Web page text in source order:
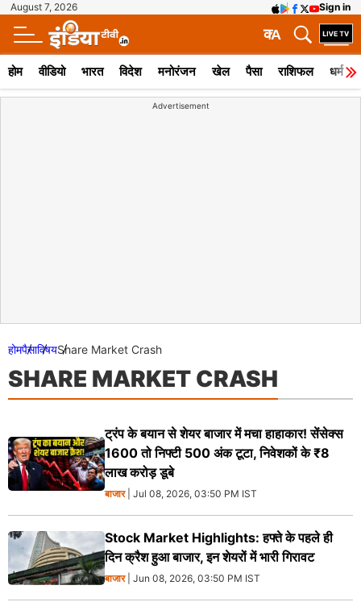
August 7, 2026 Sign in
A
क
होम वीडियो भारत विदेश मनोरंजन खेल पैसा राशिफल धर्म
Advertisement
होमपैसाविषयShare Market Crash
SHARE MARKET CRASH
ट्रंप के बयान से शेयर बाजार में मचा हाहाकार! सेंसेक्स
1600 तो निफ्टी 500 अंक टूटा, निवेशकों के ₹8
लाख करोड़ डूबे
बाजार| Jul 08, 2026, 03:50 PM IST
Stock Market Highlights: हफ्ते के पहले ही
दिन क्रैश हुआ बाजार, इन शेयरों में भारी गिरावट
बाजार| Jun 08, 2026, 03:50 PM IST